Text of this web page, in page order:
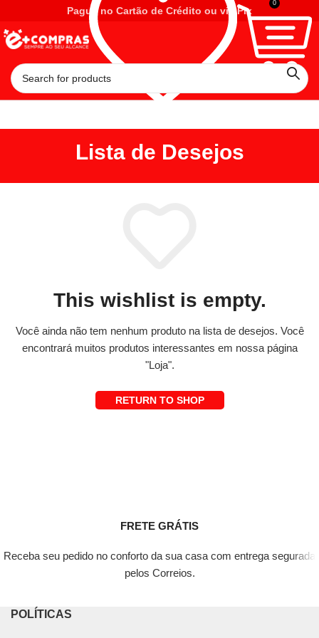
Pague no Cartão de Crédito ou via Pix
0
Lista de Desejos
This wishlist is empty.
Você ainda não tem nenhum produto na lista de desejos. Você
encontrará muitos produtos interessantes em nossa página
"Loja".
RETURN TO SHOP
FRETE GRÁTIS
Receba seu pedido no conforto da sua casa com entrega segurada
pelos Correios.
POLÍTICAS